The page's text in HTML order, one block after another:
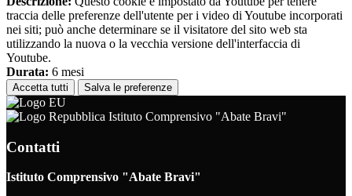
traccia delle preferenze dell'utente per i video di Youtube incorporati
nei siti; può anche determinare se il visitatore del sito web sta
utilizzando la nuova o la vecchia versione dell'interfaccia di
Youtube.
Durata: 6 mesi
Accetta tutti Salva le preferenze
Istituto Comprensivo "Abate Bravi"
Contatti
Istituto Comprensivo "Abate Bravi"